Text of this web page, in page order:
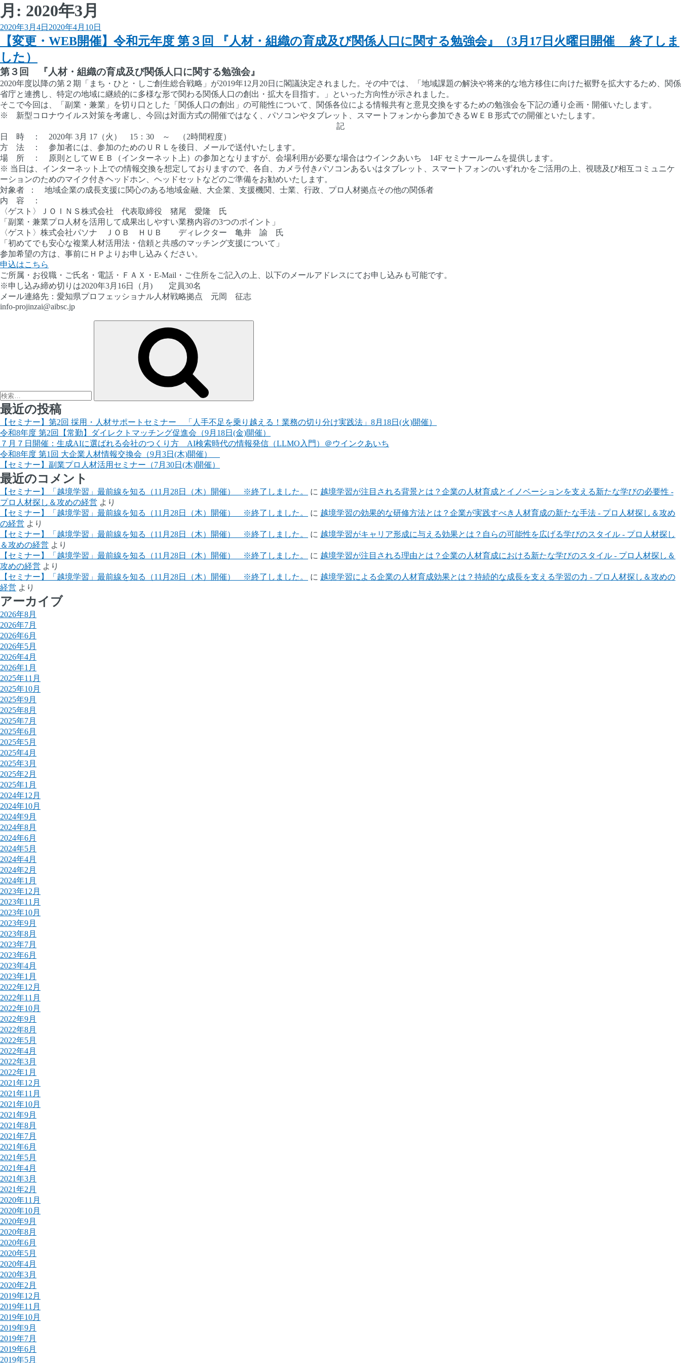
月: 2020年3月
投
日:
2020年3月4日 2020年4月10日
【変更・WEB開催】令和元年度 第３回 『人材・組織の育成及び関係人口に関する勉強会』（3月17日火曜日開催 終了しま
した）
第３回 『人材・組織の育成及び関係人口に関する勉強会』
2020年度以降の第２期「まち・ひと・しご創生総合戦略」が2019年12月20日に閣議決定されました。その中では、「地域課題の解決や将来的な地方移住に向けた裾野を拡大するため、関係
省庁と連携し、特定の地域に継続的に多様な形で関わる関係人口の創出・拡大を目指す。」といった方向性が示されました。
そこで今回は、「副業・兼業」を切り口とした「関係人口の創出」の可能性について、関係各位による情報共有と意見交換をするための勉強会を下記の通り企画・開催いたします。
※ 新型コロナウイルス対策を考慮し、今回は対面方式の開催ではなく、パソコンやタブレット、スマートフォンから参加できるＷＥＢ形式での開催といたします。
記
日 時 ： 2020年 3月 17（火） 15：30 ～ （2時間程度）
方 法 ： 参加者には、参加のためのＵＲＬを後日、メールで送付いたします。
場 所 ： 原則としてＷＥＢ（インターネット上）の参加となりますが、会場利用が必要な場合はウインクあいち 14F セミナールームを提供します。
※ 当日は、インターネット上での情報交換を想定しておりますので、各自、カメラ付きパソコンあるいはタブレット、スマートフォンのいずれかをご活用の上、視聴及び相互コミュニケ
ーションのためのマイク付きヘッドホン、ヘッドセットなどのご準備をお勧めいたします。
対象者 ： 地域企業の成長支援に関心のある地域金融、大企業、支援機関、士業、行政、プロ人材拠点その他の関係者
内 容 ：
〈ゲスト〉ＪＯＩＮＳ株式会社 代表取締役 猪尾 愛隆 氏
「副業・兼業プロ人材を活用して成果出しやすい業務内容の3つのポイント」
〈ゲスト〉株式会社パソナ ＪＯＢ ＨＵＢ ディレクター 亀井 諭 氏
「初めてでも安心な複業人材活用法・信頼と共感のマッチング支援について」
参加希望の方は、事前にＨＰよりお申し込みください。
申込はこちら
ご所属・お役職・ご氏名・電話・ＦＡＸ・E-Mail・ご住所をご記入の上、以下のメールアドレスにてお申し込みも可能です。
※申し込み締め切りは2020年3月16日（月) 定員30名
メール連絡先：愛知県プロフェッショナル人材戦略拠点 元岡 征志
info-projinzai@aibsc.jp
最近の投稿
【セミナー】第2回 採用・人材サポートセミナー 「人手不足を乗り越える！業務の切り分け実践法」8月18日(火)開催）
令和8年度 第2回【常勤】ダイレクトマッチング促進会（9月18日(金)開催）
７月７日開催：生成AIに選ばれる会社のつくり方 AI検索時代の情報発信（LLMO入門）＠ウインクあいち
令和8年度 第1回 大企業人材情報交換会（9月3日(木)開催）
【セミナー】副業プロ人材活用セミナー（7月30日(木)開催）
最近のコメント
【セミナー】「越境学習」最前線を知る（11月28日（木）開催） ※終了しました。 に 越境学習が注目される背景とは？企業の人材育成とイノベーションを支える新たな学びの必要性 -
プロ人材探し＆攻めの経営 より
【セミナー】「越境学習」最前線を知る（11月28日（木）開催） ※終了しました。
に 越境学習の効果的な研修方法とは？企業が実践すべき人材育成の新たな手法 - プロ人材探し＆攻め
の経営 より
【セミナー】「越境学習」最前線を知る（11月28日（木）開催） ※終了しました。
に 越境学習がキャリア形成に与える効果とは？自らの可能性を広げる学びのスタイル - プロ人材探し
＆攻めの経営 より
【セミナー】「越境学習」最前線を知る（11月28日（木）開催） ※終了しました。
に 越境学習が注目される理由とは？企業の人材育成における新たな学びのスタイル - プロ人材探し＆
攻めの経営 より
【セミナー】「越境学習」最前線を知る（11月28日（木）開催） ※終了しました。
に 越境学習による企業の人材育成効果とは？持続的な成長を支える学習の力 - プロ人材探し＆攻めの
経営 より
アーカイブ
2026年8月
2026年7月
2026年6月
2026年5月
2026年4月
2026年1月
2025年11月
2025年10月
2025年9月
2025年8月
2025年7月
2025年6月
2025年5月
2025年4月
2025年3月
2025年2月
2025年1月
2024年12月
2024年10月
2024年9月
2024年8月
2024年6月
2024年5月
2024年4月
2024年2月
2024年1月
2023年12月
2023年11月
2023年10月
2023年9月
2023年8月
2023年7月
2023年6月
2023年4月
2023年1月
2022年12月
2022年11月
2022年10月
2022年9月
2022年8月
2022年5月
2022年4月
2022年3月
2022年1月
2021年12月
2021年11月
2021年10月
2021年9月
2021年8月
2021年7月
2021年6月
2021年5月
2021年4月
2021年3月
2021年2月
2020年11月
2020年10月
2020年9月
2020年8月
2020年6月
2020年5月
2020年4月
2020年3月
2020年2月
2019年12月
2019年11月
2019年10月
2019年9月
2019年7月
2019年6月
2019年5月